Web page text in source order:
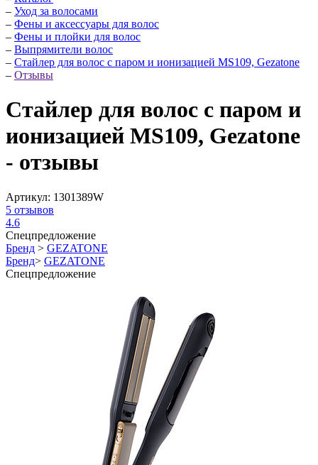
– Уход за волосами
– Фены и аксессуары для волос
– Фены и плойки для волос
– Выпрямители волос
– Стайлер для волос с паром и ионизацией MS109, Gezatone
– Отзывы
Стайлер для волос с паром и
ионизацией MS109, Gezatone
- отзывы
Артикул: 1301389W
5 отзывов
4.6
Спецпредложение
Бренд > GEZATONE
Бренд> GEZATONE
Спецпредложение